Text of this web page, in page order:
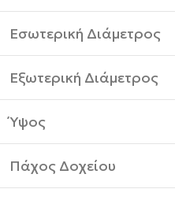
Εσωτερική Διάμετρος
Εξωτερική Διάμετρος
Ύψος
Πάχος Δοχείου